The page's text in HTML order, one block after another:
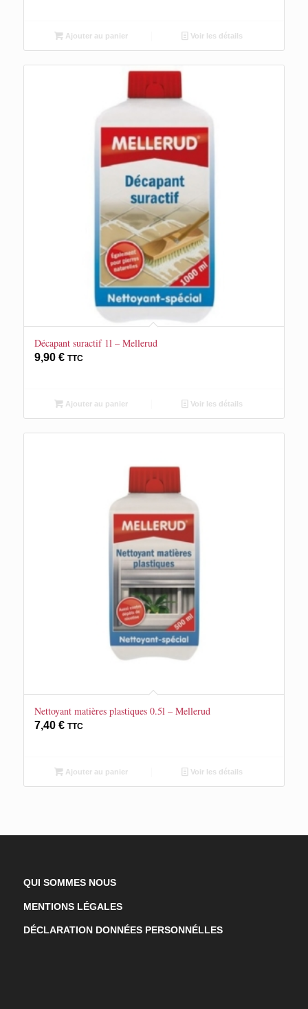
Ajouter au panier Voir les détails
Décapant suractif 1l – Mellerud
9,90 € TTC
Ajouter au panier Voir les détails
Nettoyant matières plastiques 0.5l – Mellerud
7,40 € TTC
Ajouter au panier Voir les détails
QUI SOMMES NOUS
MENTIONS LÉGALES
DÉCLARATION DONNÉES PERSONNÉLLES